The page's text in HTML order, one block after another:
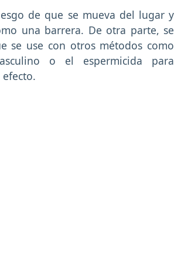
de que se mueva del lugar y
una barrera. De otra parte, se
se use con otros métodos como
o el espermicida para